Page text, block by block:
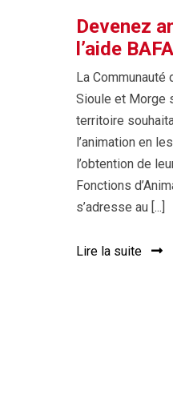
Devenez
l’aide
La Communauté
Sioule et Morge
territoire
l’animation en
l’obtention de
Fonctions
s’adresse au [...]
Lire la suite